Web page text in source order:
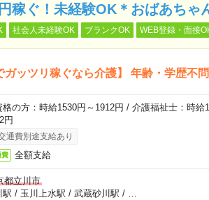
稼ぐ！未経験OK＊おばあちゃ
社会人未経験OK ブランクOK WEB登録・面接
ガッツリ稼ぐなら介護】 年齢・学歴不
格の方：時給1530円～1912円 / 介護福祉士：時
円
通費別途支給あり
費 全額支給
都立川市
駅 / 玉川上水駅 / 武蔵砂川駅 /